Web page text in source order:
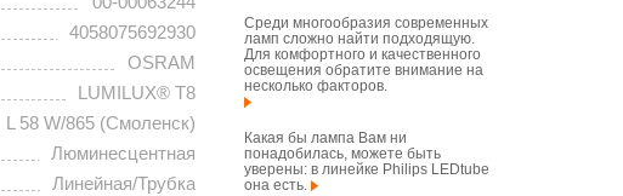
4058075692930
OSRAM
LUMILUX® T8
L 58 W/865 (Смоленск)
Люминесцентная
Линейная/Трубка
Среди многообразия современных
ламп сложно найти подходящую.
Для комфортного и качественного
освещения обратите внимание на
несколько факторов.
Какая бы лампа Вам ни
понадобилась, можете быть
уверены: в линейке Philips LEDtube
она есть.